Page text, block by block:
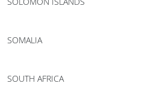
SOMALIA
SOUTH AFRICA